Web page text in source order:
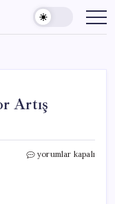
Artış
Milyarder
yorumlar kapalı